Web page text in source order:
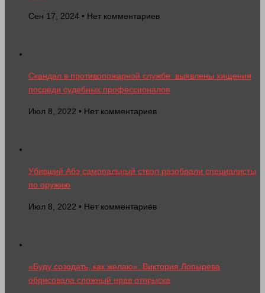
Сен 17, 2024 • Нет комментариев
Скандал в противопожарной службе: выявлены хищения
посреди судебных профессионалов
Июл 8, 2022 • Нет комментариев
Убивший Абэ самопальный ствол разобрали специалисты
по оружию
Июл 8, 2022 • Нет комментариев
«Буду созодать, как желаю»: Виктория Лопырева
обрисовала сложный нрав отпрыска